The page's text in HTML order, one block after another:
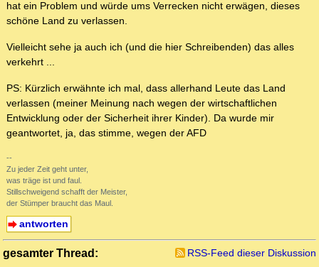
hat ein Problem und würde ums Verrecken nicht erwägen, dieses
schöne Land zu verlassen.
Vielleicht sehe ja auch ich (und die hier Schreibenden) das alles
verkehrt ...
PS: Kürzlich erwähnte ich mal, dass allerhand Leute das Land
verlassen (meiner Meinung nach wegen der wirtschaftlichen
Entwicklung oder der Sicherheit ihrer Kinder). Da wurde mir
geantwortet, ja, das stimme, wegen der AFD
--
Zu jeder Zeit geht unter,
was träge ist und faul.
Stillschweigend schafft der Meister,
der Stümper braucht das Maul.
antworten
gesamter Thread:
RSS-Feed dieser Diskussion